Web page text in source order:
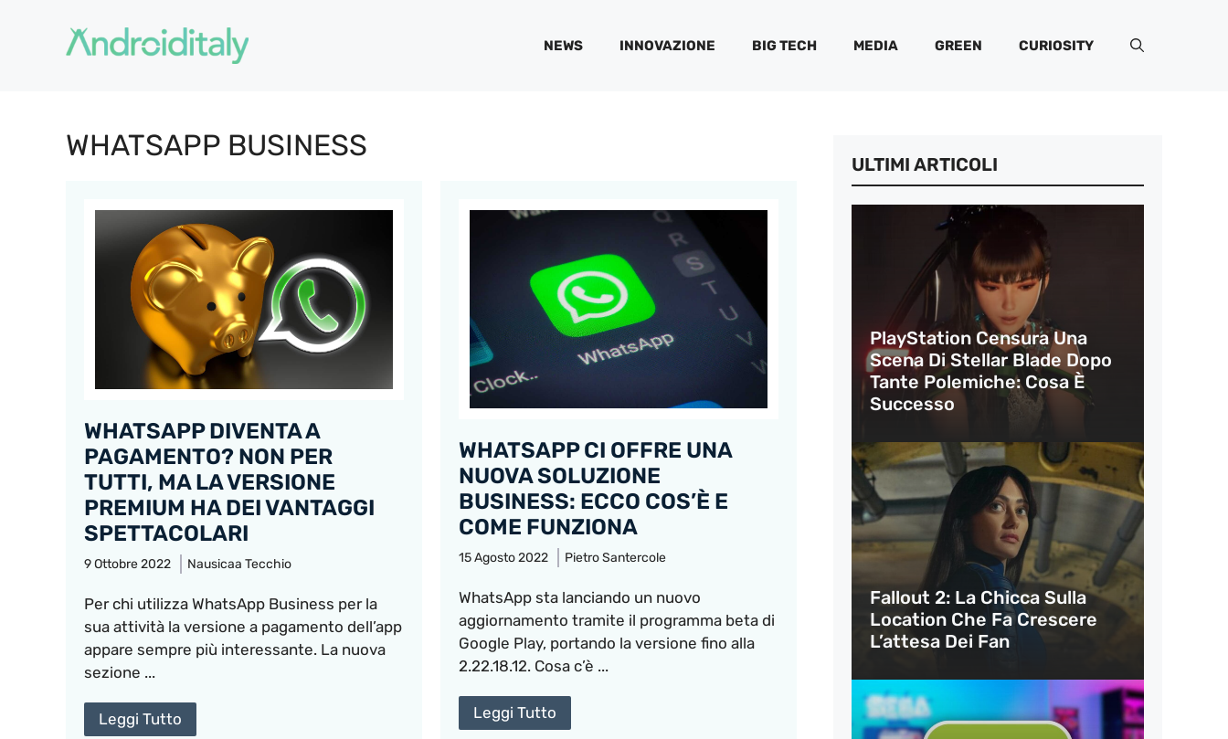
contenuto
NEWS INNOVAZIONE BIG TECH MEDIA GREEN CURIOSITY
WHATSAPP BUSINESS
WHATSAPP DIVENTA A
PAGAMENTO? NON PER
TUTTI, MA LA VERSIONE
PREMIUM HA DEI VANTAGGI
SPETTACOLARI
9 Ottobre 2022 Nausicaa Tecchio
Per chi utilizza WhatsApp Business per la
sua attività la versione a pagamento dell’app
appare sempre più interessante. La nuova
sezione ...
Leggi Tutto
WHATSAPP CI OFFRE UNA
NUOVA SOLUZIONE
BUSINESS: ECCO COS’È E
COME FUNZIONA
15 Agosto 2022 Pietro Santercole
WhatsApp sta lanciando un nuovo
aggiornamento tramite il programma beta di
Google Play, portando la versione fino alla
2.22.18.12. Cosa c’è ...
Leggi Tutto
ULTIMI ARTICOLI
PlayStation Censura Una
Scena Di Stellar Blade Dopo
Tante Polemiche: Cosa È
Successo
Fallout 2: La Chicca Sulla
Location Che Fa Crescere
L’attesa Dei Fan